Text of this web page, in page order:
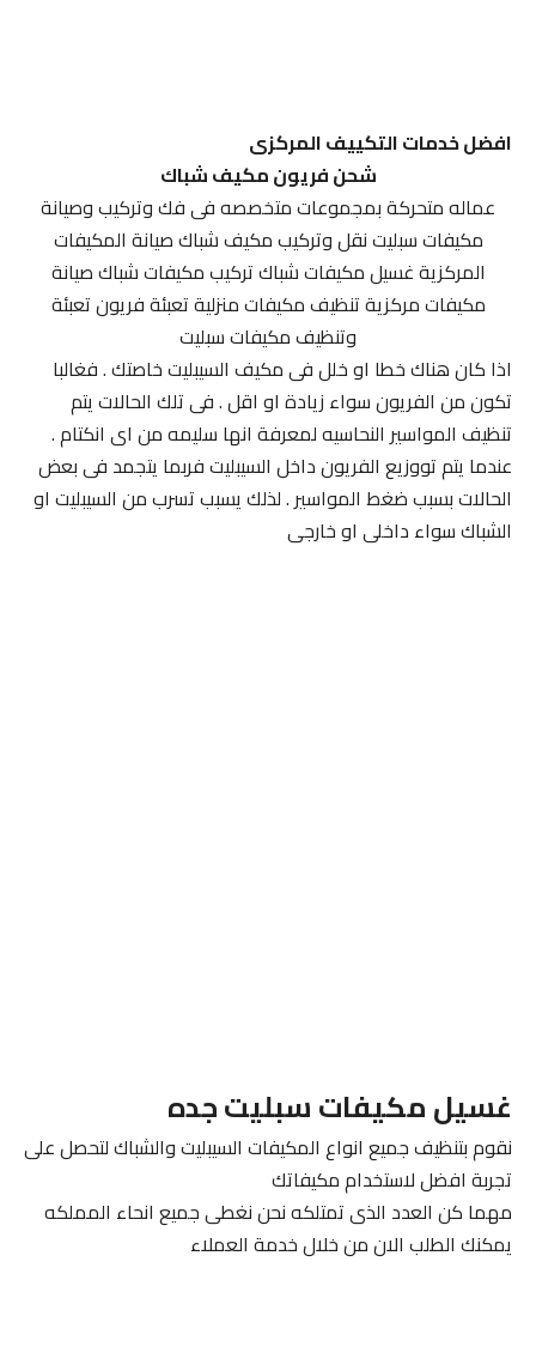
افضل خدمات التكييف المركزى
شحن فريون مكيف شباك
عماله متحركة بمجموعات متخصصه فى فك وتركيب وصيانة
مكيفات سبليت نقل وتركيب مكيف شباك صيانة المكيفات
المركزية غسيل مكيفات شباك تركيب مكيفات شباك صيانة
مكيفات مركزية تنظيف مكيفات منزلية تعبئة فريون تعبئة
وتنظيف مكيفات سبليت
اذا كان هناك خطا او خلل فى مكيف السيبليت خاصتك . فغالبا
تكون من الفريون سواء زيادة او اقل . فى تلك الحالات يتم
تنظيف المواسير النحاسيه لمعرفة انها سليمه من اى انكتام .
عندما يتم تووزيع الفريون داخل السيبليت فربما يتجمد فى بعض
الحالات بسبب ضغط المواسير . لذلك يسبب تسرب من السيبليت او
الشباك سواء داخلى او خارجى
غسيل مكيفات سبليت جده
نقوم بتنظيف جميع انواع المكيفات السيبليت والشباك لتحصل على
تجربة افضل لاستخدام مكيفاتك
مهما كن العدد الذى تمتلكه نحن نغطى جميع انحاء المملكه
يمكنك الطلب الان من خلال خدمة العملاء